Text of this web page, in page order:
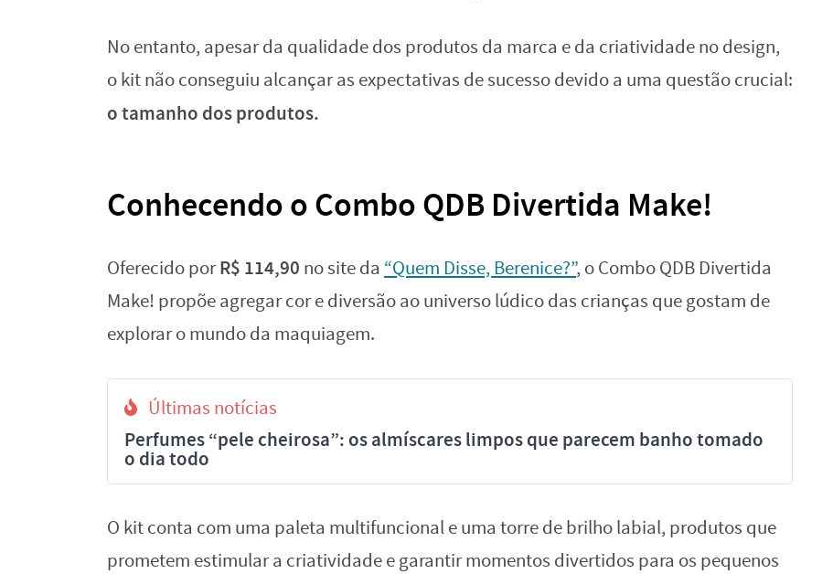
No entanto, apesar da qualidade dos produtos da marca e da criatividade no design,
o kit não conseguiu alcançar as expectativas de sucesso devido a uma questão crucial:
o tamanho dos produtos.
Conhecendo o Combo QDB Divertida Make!
Oferecido porR$ 114,90 no site da “Quem Disse, Berenice?”, o Combo QDB Divertida
Make! propõe agregar cor e diversão ao universo lúdico das crianças que gostam de
explorar o mundo da maquiagem.
Últimas notícias
Perfumes “pele cheirosa”: os almíscares limpos que parecem banho tomado
o dia todo
O kit conta com uma paleta multifuncional e uma torre de brilho labial, produtos que
prometem estimular a criatividade e garantir momentos divertidos para os pequenos